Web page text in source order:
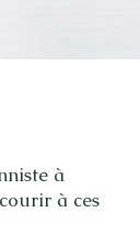
à
à ces